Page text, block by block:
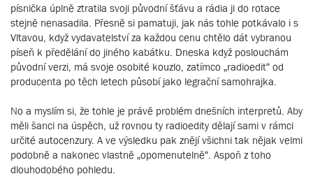
písnička úplně ztratila svoji původní šťávu a rádia ji do rotace
stejně nenasadila. Přesně si pamatuji, jak nás tohle potkávalo i s
Vltavou, když vydavatelství za každou cenu chtělo dát vybranou
píseň k předělání do jiného kabátku. Dneska když poslouchám
původní verzi, má svoje osobité kouzlo, zatímco „radioedit“ od
producenta po těch letech působí jako legrační samohrajka.
No a myslím si, že tohle je právě problém dnešních interpretů. Aby
měli šanci na úspěch, už rovnou ty radioedity dělají sami v rámci
určité autocenzury. A ve výsledku pak znějí všichni tak nějak velmi
podobně a nakonec vlastně „opomenutelně“. Aspoň z toho
dlouhodobého pohledu.